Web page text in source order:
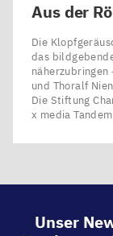
Aus der
Die
das
näherzubringen
und Thoralf
Die Stiftung
x media
Unser